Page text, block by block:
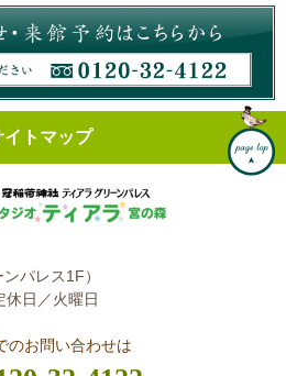
イトマップ
パレス1F）
休日／火曜日
のお問い合わせは